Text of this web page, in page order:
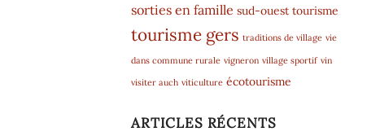
sorties en famille sud-ouest tourisme
tourisme gers traditions de village vie
dans commune rurale vigneron village sportif vin
visiter auch viticulture écotourisme
ARTICLES RÉCENTS